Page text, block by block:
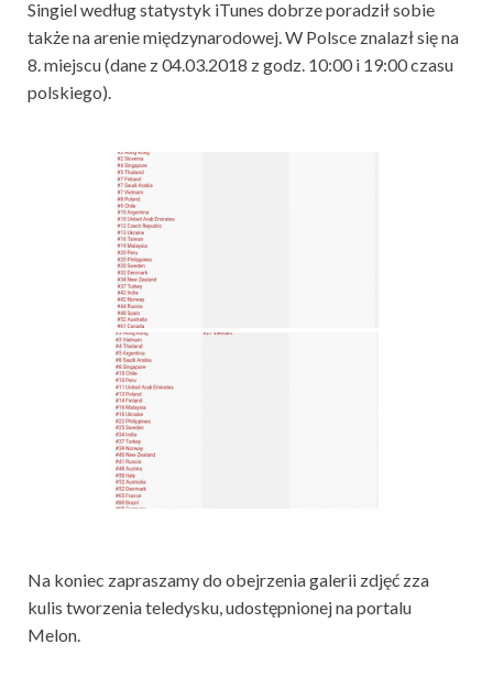
Singiel według statystyk iTunes dobrze poradził sobie
także na arenie międzynarodowej. W Polsce znalazł się na
8. miejscu(dane z 04.03.2018 z godz. 10:00 i 19:00 czasu
polskiego).
Na koniec zapraszamy do obejrzenia galerii zdjęć zza
kulis tworzenia teledysku, udostępnionej na portalu
Melon.